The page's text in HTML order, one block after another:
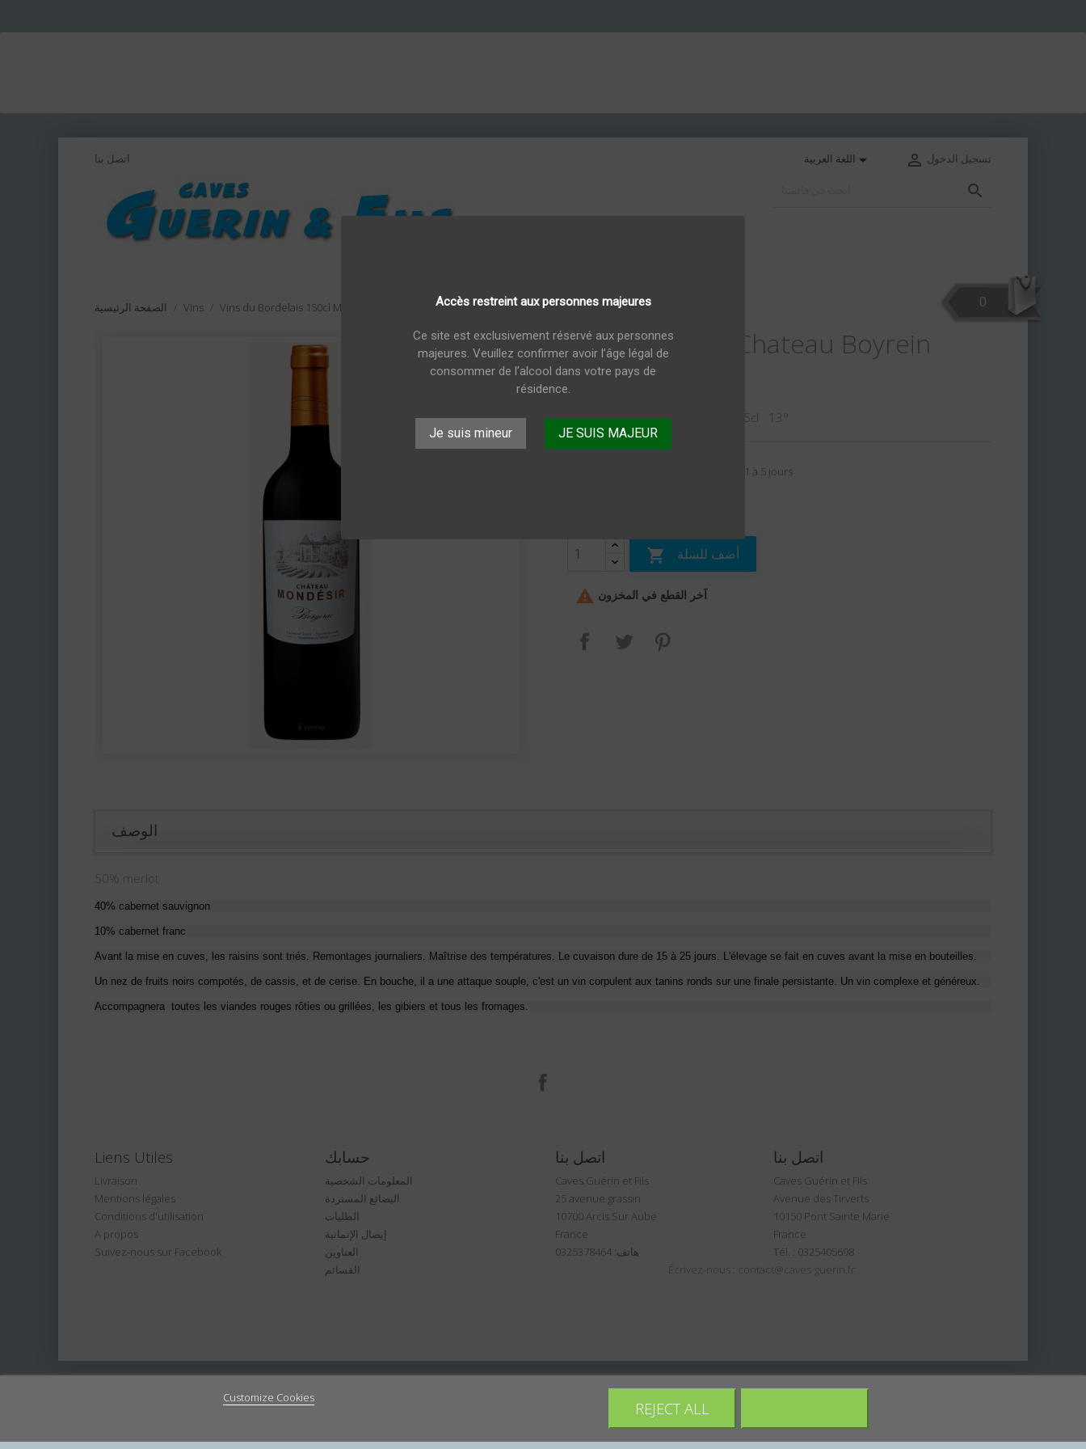
Accès restreint aux personnes majeures
Ce site est exclusivement réservé aux personnes
majeures. Veuillez confirmer avoir l’âge légal de
consommer de l’alcool dans votre pays de
résidence.
Je suis mineur JE SUIS MAJEUR
اتصل بنا اللغة العربية  تسجيل الدخول

0 الصفحة الرئيسية Vins Vins du Bordelais 150cl Magnum copy of Graves Chateau Boyrein 2017 75cl
copy of Graves Chateau Boyrein
2017 75cl
Graves Château Boyrein 2017 75cl 13°
Livraison: 1 à 5 jours
 أضف للسلة
 آخر القطع في المخزون
مشاركة تغريدة
الوصف
50% merlot
40% cabernet sauvignon
10% cabernet franc
Avant la mise en cuves, les raisins sont triés. Remontages journaliers. Maîtrise des températures. Le cuvaison dure de 15 à 25 jours. L'élevage se fait en cuves avant la mise en bouteilles.
Un nez de fruits noirs compotés, de cassis, et de cerise. En bouche, il a une attaque souple, c'est un vin corpulent aux tanins ronds sur une finale persistante. Un vin complexe et généreux.
Accompagnera toutes les viandes rouges rôties ou grillées, les gibiers et tous les fromages.
Liens Utiles
Livraison
Mentions légales
Conditions d'utilisation
A propos
Suivez-nous sur Facebook
حسابك
المعلومات الشخصية
البضائع المستردة
الطلبات
إيصال الإتمانية
العناوين
القسائم
اتصل بنا
Caves Guérin et Fils
25 avenue grassin
10700 Arcis Sur Aube
France
هاتف: 0325378464
اتصل بنا
Caves Guérin et Fils
Avenue des Tirverts
10150 Pont Sainte Marie
France
Tél. : 0325405698
Écrivez-nous :
contact@caves-guerin.fr
Customize Cookies
REJECT ALL